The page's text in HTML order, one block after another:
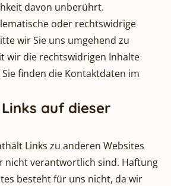
davon unberührt.
oder rechtswidrige
wir Sie uns umgehend zu
wir die rechtswidrigen Inhalte
finden die Kontaktdaten im
auf dieser
Links zu anderen Websites
nicht verantwortlich sind. Haftung
besteht für uns nicht, da wir